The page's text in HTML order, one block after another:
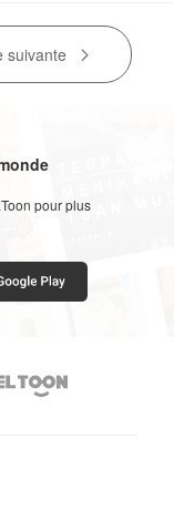
suivante 
pour plus